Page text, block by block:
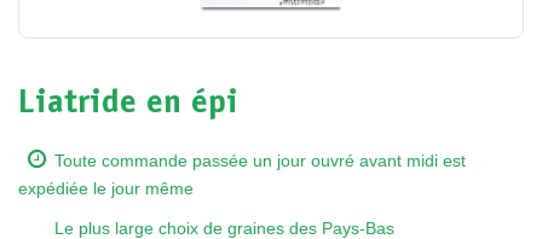
Liatride en épi
Toute commande passée un jour ouvré avant midi est
expédiée le jour même
Le plus large choix de graines des Pays-Bas